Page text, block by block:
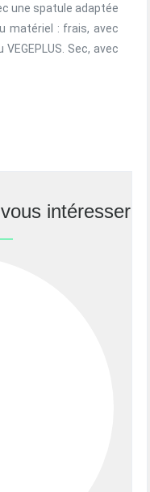
une spatule adaptée
matériel : frais, avec
VEGEPLUS. Sec, avec
intéresser